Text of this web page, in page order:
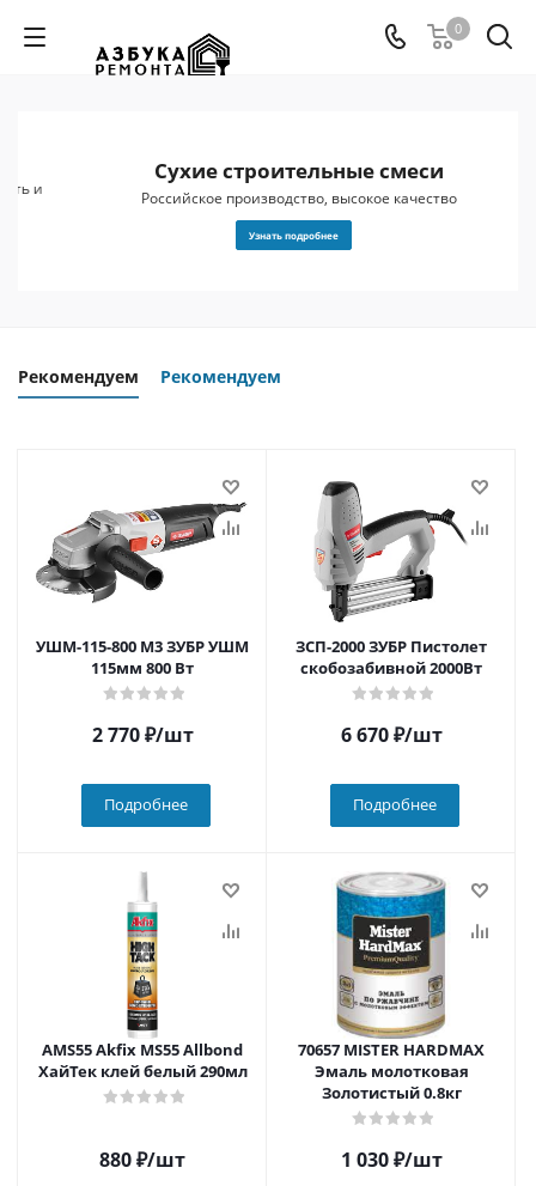
0
Сухие строительные смеси
Российское производство, высокое качество
Узнать подробнее
Рекомендуем Рекомендуем
УШМ-115-800 М3 ЗУБР УШМ
115мм 800 Вт
2 770₽/шт
Подробнее
ЗСП-2000 ЗУБР Пистолет
скобозабивной 2000Вт
6 670₽/шт
Подробнее
AMS55 Akfix MS55 Allbond
ХайТек клей белый 290мл
880₽/шт
70657 MISTER HARDMAX
Эмаль молотковая
Золотистый 0.8кг
1 030₽/шт